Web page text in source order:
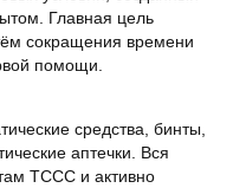
Главная цель
сокращения времени
помощи.
средства, бинты,
аптечки. Вся
TCCC и активно